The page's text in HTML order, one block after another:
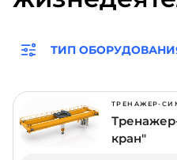
ТИП
ТРЕНАЖЕР-
кран"